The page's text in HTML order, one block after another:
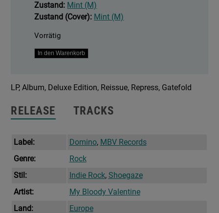
Zustand: Mint (M)
Zustand (Cover): Mint (M)
Vorrätig
Isn't
In den Warenkorb
LP, Album, Deluxe Edition, Reissue, Repress, Gatefold
RELEASE TRACKS
Label: Domino, MBV Records
Genre:
Rock
Stil:
Indie Rock, Shoegaze
Artist:
My Bloody Valentine
Land:
Europe